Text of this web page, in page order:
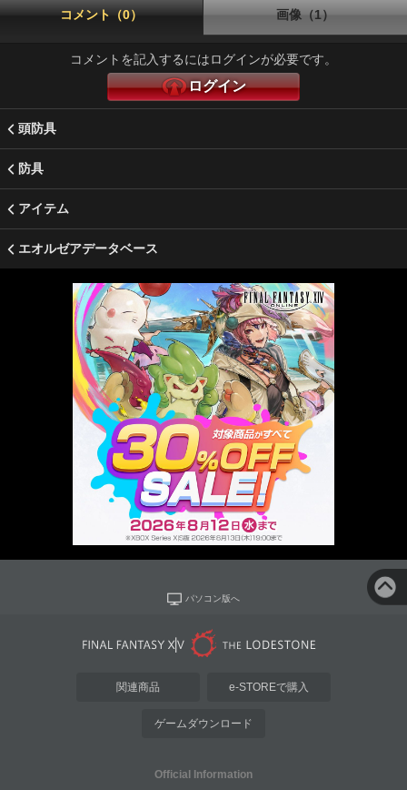
コメント（0） 画像（1）
コメントを記入するにはログインが必要です。
ログイン
頭防具
防具
アイテム
エオルゼアデータベース
パソコン版へ
関連商品 e-STOREで購入
ゲームダウンロード
Official Information